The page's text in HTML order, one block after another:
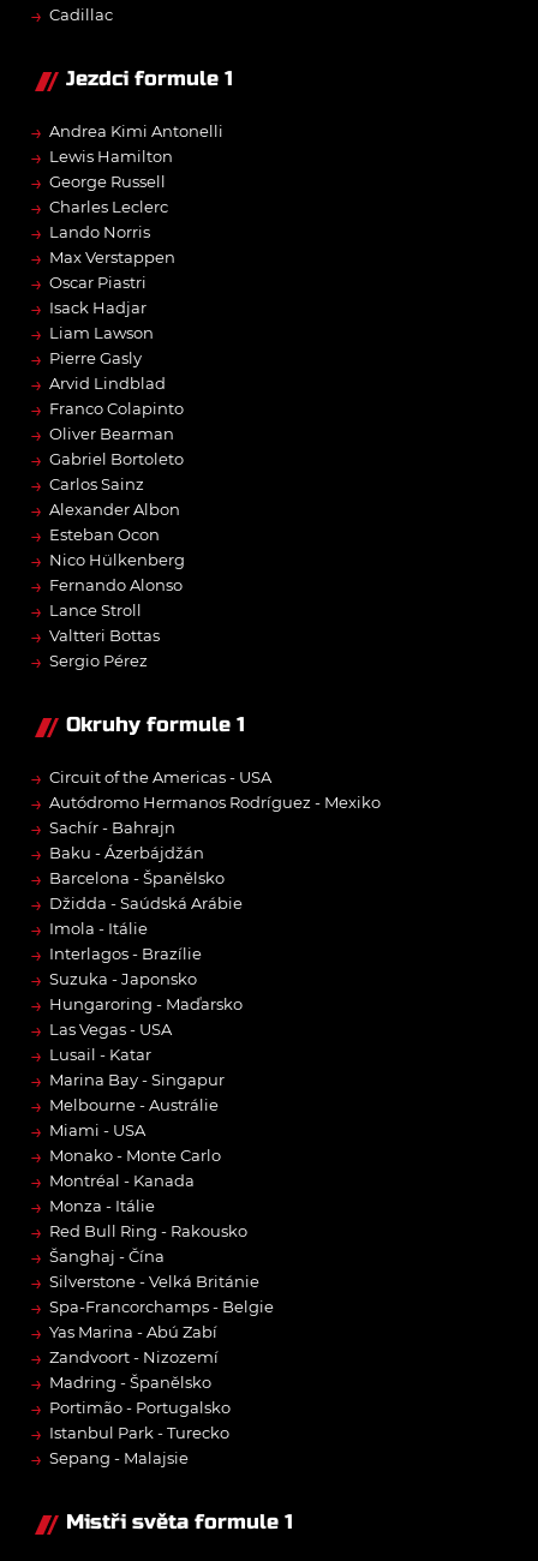
→ Cadillac
Jezdci formule 1
→ Andrea Kimi Antonelli
→ Lewis Hamilton
→ George Russell
→ Charles Leclerc
→ Lando Norris
→ Max Verstappen
→ Oscar Piastri
→ Isack Hadjar
→ Liam Lawson
→ Pierre Gasly
→ Arvid Lindblad
→ Franco Colapinto
→ Oliver Bearman
→ Gabriel Bortoleto
→ Carlos Sainz
→ Alexander Albon
→ Esteban Ocon
→ Nico Hülkenberg
→ Fernando Alonso
→ Lance Stroll
→ Valtteri Bottas
→ Sergio Pérez
Okruhy formule 1
→ Circuit of the Americas - USA
→ Autódromo Hermanos Rodríguez - Mexiko
→ Sachír - Bahrajn
→ Baku - Ázerbájdžán
→ Barcelona - Španělsko
→ Džidda - Saúdská Arábie
→ Imola - Itálie
→ Interlagos - Brazílie
→ Suzuka - Japonsko
→ Hungaroring - Maďarsko
→ Las Vegas - USA
→ Lusail - Katar
→ Marina Bay - Singapur
→ Melbourne - Austrálie
→ Miami - USA
→ Monako - Monte Carlo
→ Montréal - Kanada
→ Monza - Itálie
→ Red Bull Ring - Rakousko
→ Šanghaj - Čína
→ Silverstone - Velká Británie
→ Spa-Francorchamps - Belgie
→ Yas Marina - Abú Zabí
→ Zandvoort - Nizozemí
→ Madring - Španělsko
→ Portimão - Portugalsko
→ Istanbul Park - Turecko
→ Sepang - Malajsie
Mistři světa formule 1